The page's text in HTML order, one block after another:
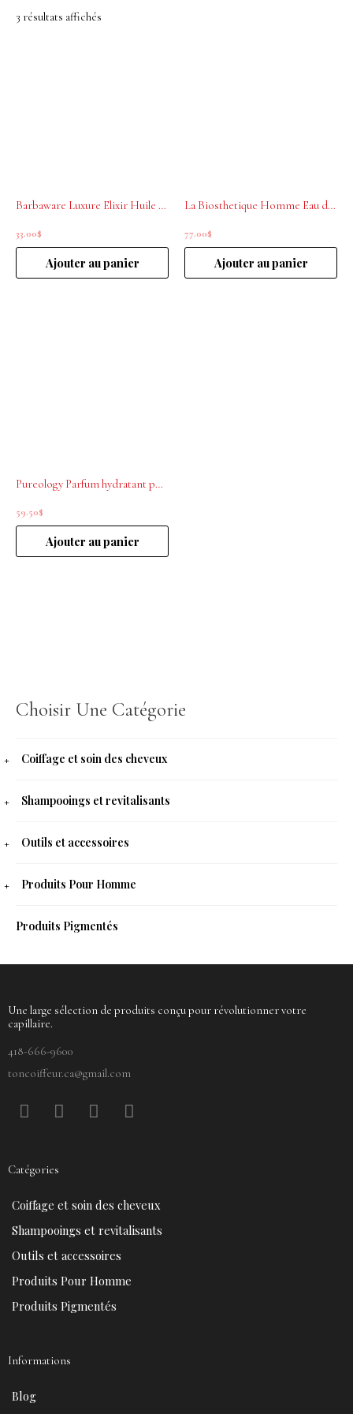
Choisir Une Catégorie
Coiffage et soin des cheveux
Shampooings et revitalisants
Outils et accessoires
Produits Pour Homme
Produits Pigmentés
3 résultats affichés
Barbaware Luxure Elixir Huile nourrissante 30mL
33.00$
Ajouter au panier
La Biosthetique Homme Eau de toilette 50mL
77.00$
Ajouter au panier
Pureology Parfum hydratant pour cheveux Love Luster 50ml
59.50$
Ajouter au panier
Une large sélection de produits conçu pour révolutionner votre
capillaire.
418-666-9600
toncoiffeur.ca@gmail.com
F
a
b
o
o
k
P
i
e
e
s
t
Y
o
b
e
I
n
r
a
Catégories
Coiffage et soin des cheveux
Shampooings et revitalisants
Outils et accessoires
Produits Pour Homme
Produits Pigmentés
Informations
Blog